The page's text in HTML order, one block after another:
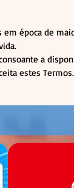
época de
a
estes Termos.